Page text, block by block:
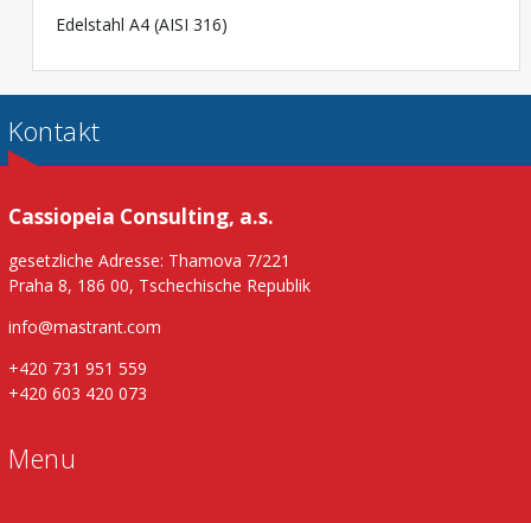
Edelstahl A4 (AISI 316)
Kontakt
Cassiopeia Consulting, a.s.
gesetzliche Adresse: Thamova 7/221
Praha 8, 186 00, Tschechische Republik
info@mastrant.com
+420 731 951 559
+420 603 420 073
Menu